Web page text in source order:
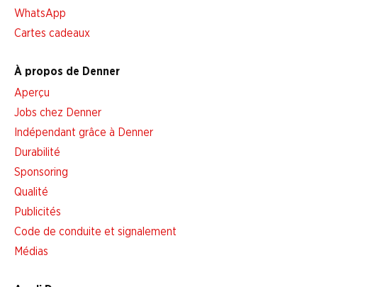
WhatsApp
Cartes cadeaux
À propos de Denner
Aperçu
Jobs chez Denner
Indépendant grâce à Denner
Durabilité
Sponsoring
Qualité
Publicités
Code de conduite et signalement
Médias